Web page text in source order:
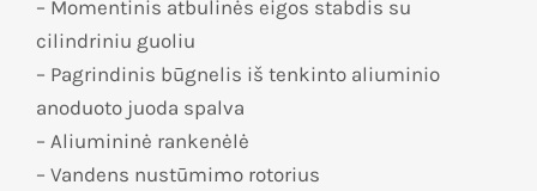
– Momentinis atbulinės eigos stabdis su
cilindriniu guoliu
– Pagrindinis būgnelis iš tenkinto aliuminio
anoduoto juoda spalva
– Aliumininė rankenėlė
– Vandens nustūmimo rotorius